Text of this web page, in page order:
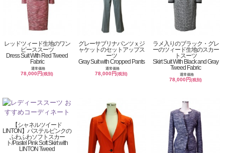
レッドツィード生地のワン
ピーススーツ
Dress Suit With Red Tweed
Fabric
通常価格
78,000円(税別)
グレーサブリナパンツｘジ
ャケットのセットアップス
ーツ
Gray Suit with Cropped Pants
通常価格
78,000円(税別)
ラメ入りのブラック・グレ
ーのツィード生地のスカー
トスーツ
Skirt Suit With Black and Gray
Tweed Fabric
通常価格
78,000円(税別)
【シャネルツイード
LINTON】パステルピンクの
ふわふわソフトスカー
ト/Pastel Pink Soft Skirt with
LINTON Tweed